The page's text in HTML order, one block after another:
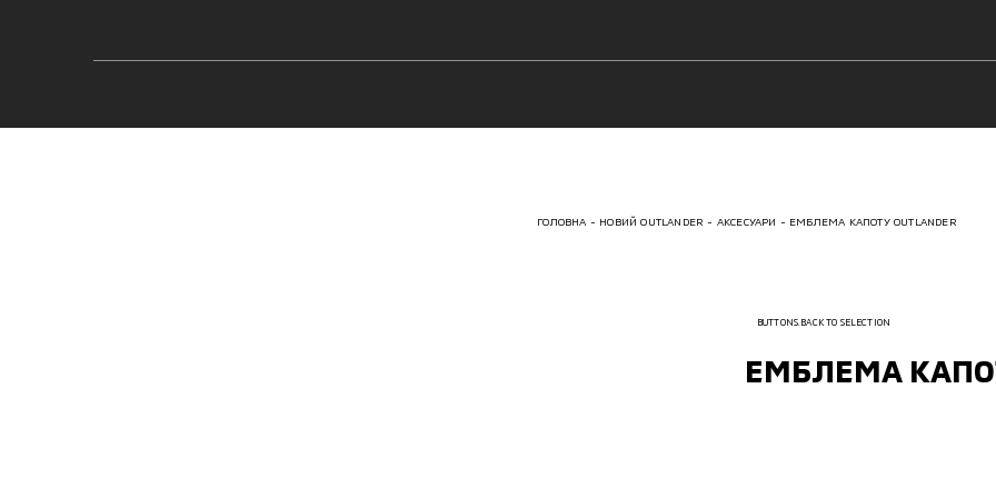
ГОЛОВНА НОВИЙ OUTLANDER АКСЕСУАРИ ЕМБЛЕМА КАПОТУ OUTLANDER
BUTTONS.BACK TO SELECTION
ЕМБЛЕМА